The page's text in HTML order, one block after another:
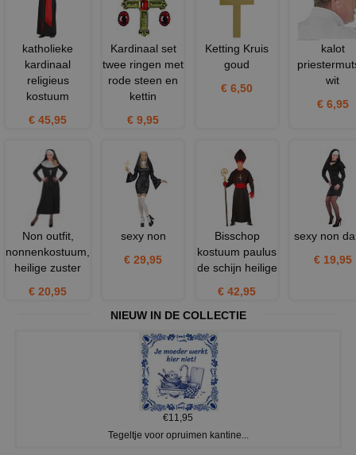
katholieke
kardinaal
religieus
kostuum
€ 45,95
Kardinaal set
twee ringen met
rode steen en
kettin
€ 9,95
Ketting Kruis
goud
€ 6,50
kalot
wit
€ 6,95
Non outfit,
nonnenkostuum,
heilige zuster
€ 20,95
sexy non
€ 29,95
Bisschop
kostuum paulus
de schijn heilige
€ 42,95
sexy non
€ 19,95
NIEUW IN DE COLLECTIE
€11,95
Tegeltje voor opruimen kantine...